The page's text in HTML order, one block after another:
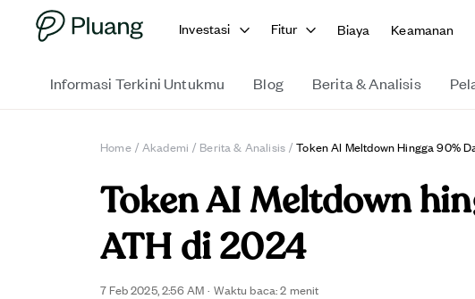
Investasi Fitur Biaya Keamanan
Informasi Terkini Untukmu Blog Berita & Analisis
Home / Akademi / Berita & Analisis / Token AI Meltdown Hingga 90%
Token AI Meltdown
ATH di 2024
7 Feb 2025, 2:56 AM · Waktu baca: 2 menit